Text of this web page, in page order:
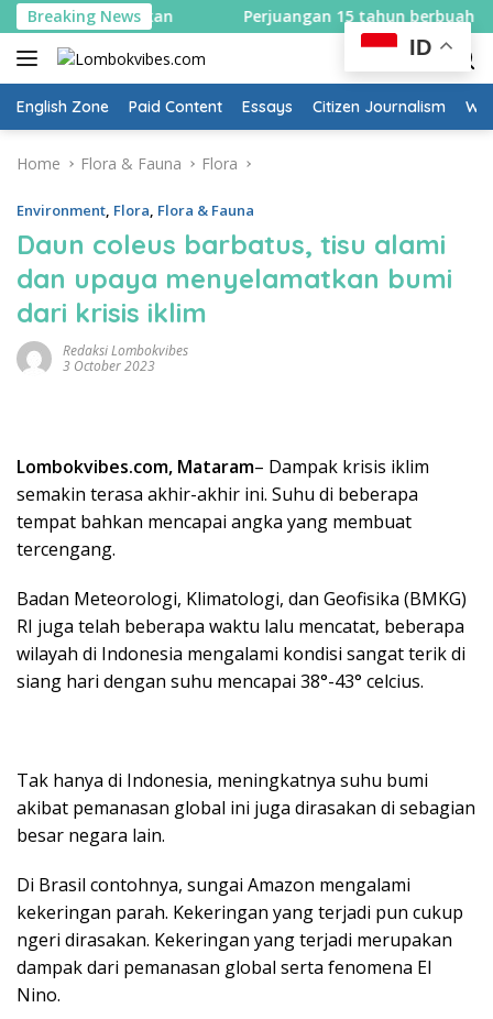
Skip
to
content
Breaking News
Perjuangan 15 tahun berbuah hasil, Bupati Lombok
English Zone Paid Content Essays Citizen Journalism
Home Flora & Fauna Flora
Environment, Flora, Flora & Fauna
Daun coleus barbatus, tisu alami
dan upaya menyelamatkan bumi
dari krisis iklim
Redaksi Lombokvibes
3 October 2023
Lombokvibes.com, Mataram– Dampak krisis iklim
semakin terasa akhir-akhir ini. Suhu di beberapa
tempat bahkan mencapai angka yang membuat
tercengang.
Badan Meteorologi, Klimatologi, dan Geofisika (BMKG)
RI juga telah beberapa waktu lalu mencatat, beberapa
wilayah di Indonesia mengalami kondisi sangat terik di
siang hari dengan suhu mencapai 38°-43° celcius.
Tak hanya di Indonesia, meningkatnya suhu bumi
akibat pemanasan global ini juga dirasakan di sebagian
besar negara lain.
Di Brasil contohnya, sungai Amazon mengalami
kekeringan parah. Kekeringan yang terjadi pun cukup
ngeri dirasakan. Kekeringan yang terjadi merupakan
dampak dari pemanasan global serta fenomena El
Nino.
ID